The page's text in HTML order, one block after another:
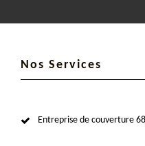
Nos Services
Entreprise de couverture